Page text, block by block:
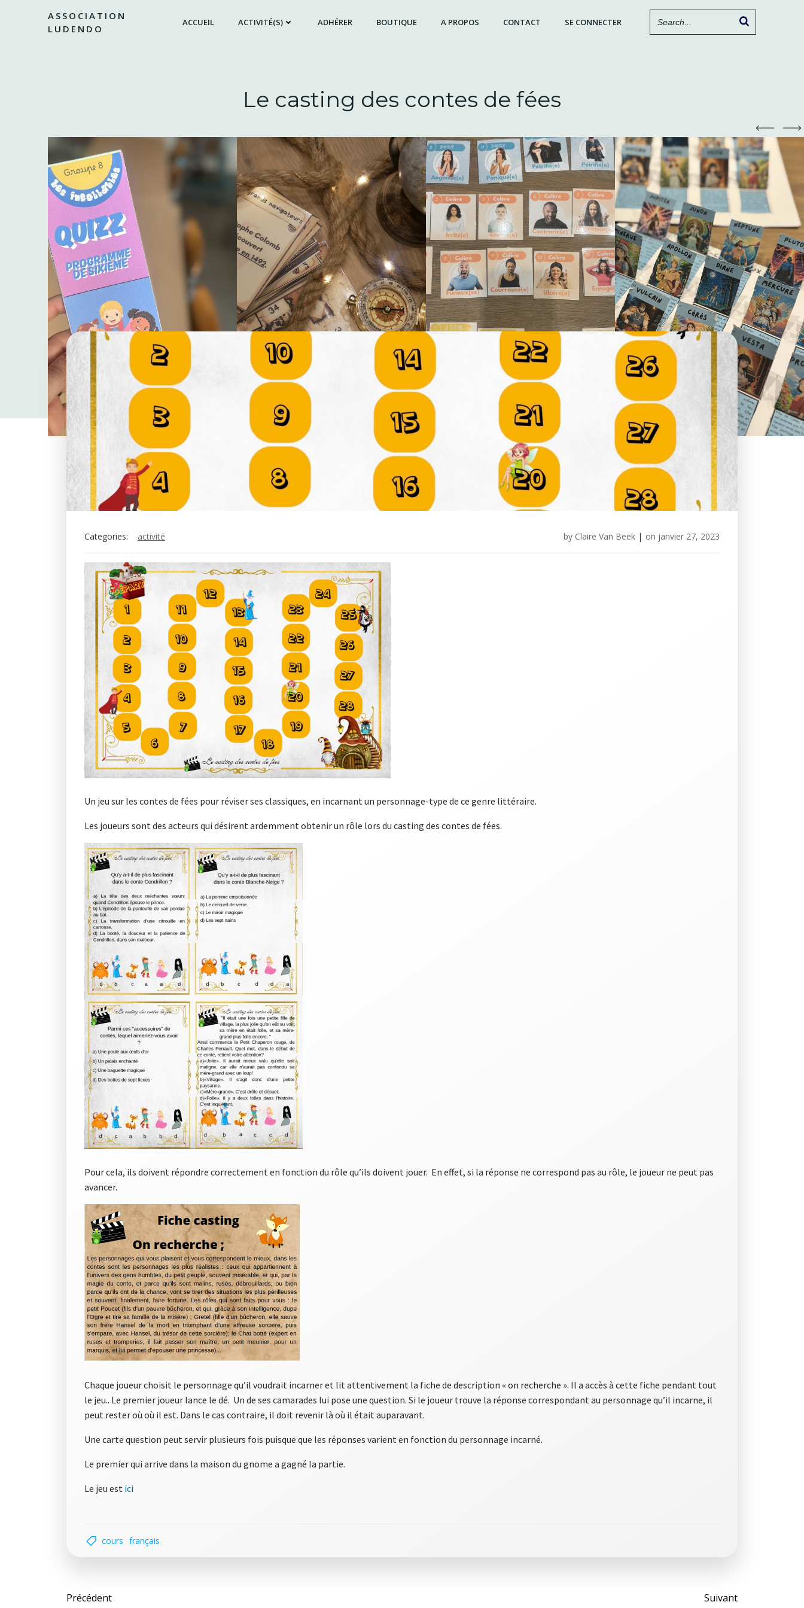
ASSOCIATION
LUDENDO
ACCUEIL ACTIVITÉ(S) ADHÉRER BOUTIQUE A PROPOS CONTACT SE CONNECTER
Le casting des contes de fées
Categories: activité by Claire Van Beek | on janvier 27, 2023
Un jeu sur les contes de fées pour réviser ses classiques, en incarnant un personnage-type de ce genre littéraire.
Les joueurs sont des acteurs qui désirent ardemment obtenir un rôle lors du casting des contes de fées.
Pour cela, ils doivent répondre correctement en fonction du rôle qu’ils doivent jouer. En effet, si la réponse ne correspond pas au rôle, le joueur ne peut pas
avancer.
Chaque joueur choisit le personnage qu’il voudrait incarner et lit attentivement la fiche de description « on recherche ». Il a accès à cette fiche pendant tout
le jeu.. Le premier joueur lance le dé. Un de ses camarades lui pose une question. Si le joueur trouve la réponse correspondant au personnage qu’il incarne, il
peut rester où où il est. Dans le cas contraire, il doit revenir là où il était auparavant.
Une carte question peut servir plusieurs fois puisque que les réponses varient en fonction du personnage incarné.
Le premier qui arrive dans la maison du gnome a gagné la partie.
Le jeu est ici
cours français
Post
Précédent
Post
Suivant